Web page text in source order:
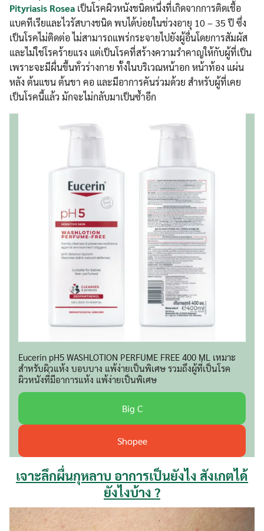
Pityriasis Rosea เป็นโรคผิวหนังชนิดหนึ่งที่เกิดจากการติดเชื้อ
แบคทีเรียและไวรัสบางชนิด พบได้บ่อยในช่วงอายุ 10 – 35 ปี ซึ่ง
เป็นโรคไม่ติดต่อ ไม่สามารถแพร่กระจายไปยังผู้อื่นโดยการสัมผัส
และไม่ใช่โรคร้ายแรง แต่เป็นโรคที่สร้างความรำคาญให้กับผู้ที่เป็น
เพราะจะมีผื่นขึ้นทั่วร่างกาย ทั้งในบริเวณหน้าอก หน้าท้อง แผ่น
หลัง ต้นแขน ต้นขา คอ และมีอาการคันร่วมด้วย สำหรับผู้ที่เคย
เป็นโรคนี้แล้ว มักจะไม่กลับมาเป็นซ้ำอีก
Eucerin pH5 WASHLOTION PERFUME FREE 400 ML เหมาะ
สำหรับผิวแห้ง บอบบาง แพ้ง่ายเป็นพิเศษ รวมถึงผู้ที่เป็นโรค
ผิวหนังที่มีอาการแห้ง แพ้ง่ายเป็นพิเศษ
Big C
Shopee
เจาะลึกผื่นกุหลาบ อาการเป็นยังไง สังเกตได้
ยังไงบ้าง ?